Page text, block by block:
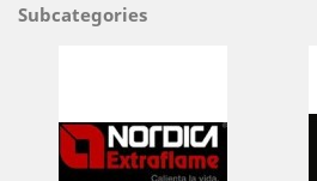
Subcategories